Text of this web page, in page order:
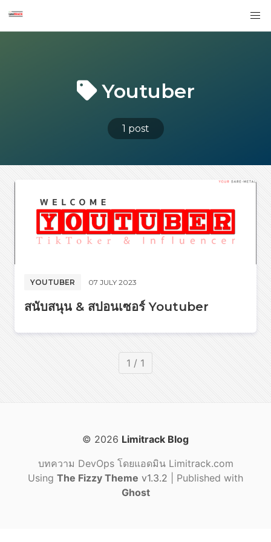
Youtuber
1 post
YOUTUBER 07 JULY 2023
สนับสนุน & สปอนเซอร์ Youtuber
1 / 1
© 2026 Limitrack Blog
บทความ DevOps โดยแอดมิน Limitrack.com
Using The Fizzy Theme v1.3.2
| Published with
Ghost